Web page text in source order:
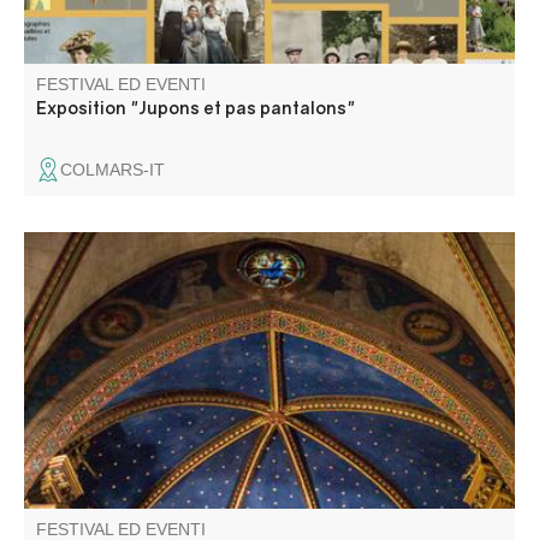
FESTIVAL ED EVENTI
Exposition "Jupons et pas pantalons"
COLMARS-IT
Scoprite l'antica cattedrale di Notre-Dame de
l'Assomption, un edificio importante della città di
Entrevaux, che unisce architettura gotica e decorazioni
barocche.
FESTIVAL ED EVENTI